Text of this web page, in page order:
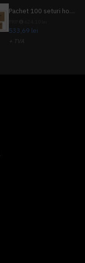
Pachet 100 seturi hoteliere, set dentar, set barbierit, casca de dus, pila unghii, set cusut
533,69 lei
+ TVA